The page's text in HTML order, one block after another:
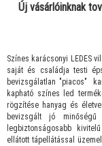
Új vásárlóinknak
Színes karácsonyi LEDES
saját és családja testi
bevizsgálatlan "piacos"
kapható színes led
rögzítése hanyag és
bevizsgált jó
legbiztonságosabb
ellátott tápellátással